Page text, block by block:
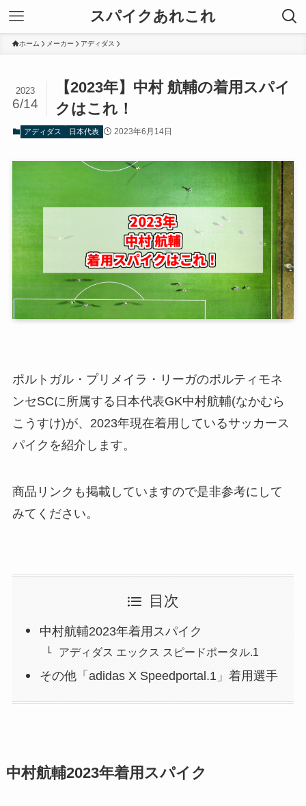
スパイクあれこれ
ホーム メーカー アディダス
【2023年】中村 航輔の着用スパイ
クはこれ！
2023
6/14
アディダス 日本代表 2023年6月14日
ポルトガル・プリメイラ・リーガのポルティモネ
ンセSCに所属する日本代表GK中村航輔(なかむら
こうすけ)が、2023年現在着用しているサッカース
パイクを紹介します。
商品リンクも掲載していますので是非参考にして
みてください。
目次
中村航輔2023年着用スパイク
アディダス エックス スピードポータル.1
その他「adidas X Speedportal.1」着用選手
中村航輔2023年着用スパイク